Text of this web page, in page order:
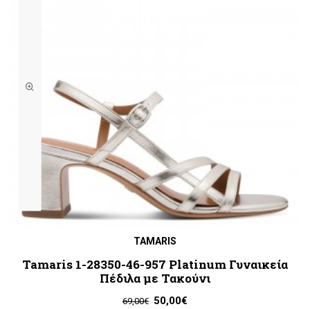
TAMARIS
Tamaris 1-28350-46-957 Platinum Γυναικεία
Πέδιλα με Τακούνι
50,00€
69,00€